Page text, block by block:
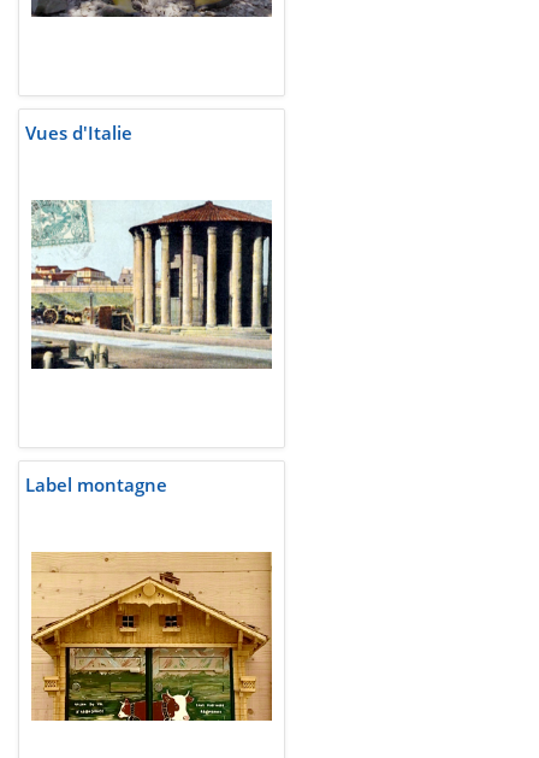
Vues d'Italie
Label montagne